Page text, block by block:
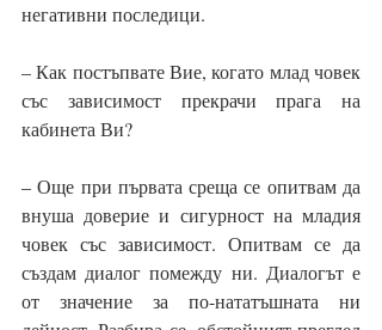
негативни последици.
– Как постъпвате Вие, когато млад човек
със зависимост прекрачи прага на
кабинета Ви?
– Още при първата среща се опитвам да
внуша доверие и сигурност на младия
човек със зависимост. Опитвам се да
създам диалог помежду ни. Диалогът е
от значение за по-нататъшната ни